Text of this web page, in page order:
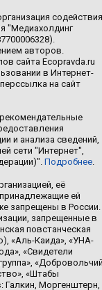
содействия
"Медиахолдинг
авторов.
сайта Ecopravda.ru
в Интернет-
на сайт
и анализа сведений,
сети "Интернет",
Подробнее.
её
ей
запрещены в России.
запрещенные в
повстанческая
«Аль-Каида», «УНА-
«Свидетели
«Штабы
Галкин, Моргенштерн,